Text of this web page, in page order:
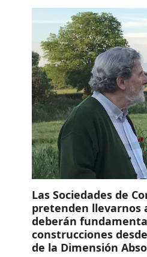
Las Sociedades de
pretenden llevarnos
deberán
construcciones
de la Dimensión